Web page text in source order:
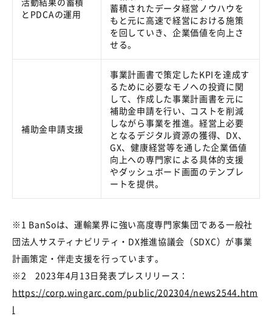
と PDCAの運用
蓄積されたデータ経営ノウハウを
もと元に高速で経営における施策
を回していき、企業価値を向上さ
せる。
補助金申請支援
事業計画書で策定したKPIを達成す
るために必要なモノへの投資に関
して、作成した事業計画書を元に
補助金申請を行い、コストを削減
しながら事業を推進。経営上必要
となるデジタル資源の獲得、 DX、
GX、健康経営等を通した企業価値
向上への専門家による具体的支援
やダッシュボード画面のテンプレ
ートを提供。
※ 1 BanSoは、運輸業界に強い高度専門家集団である一般社
団法人サスティナビリティ・ DX推進協議会（SDXC）が事業
計画策定・伴走支援を行っています。
※2 2023年4月 13日発表プレスリリース：
https://corp.wingarc.com/public/202304/news2544.htm
l